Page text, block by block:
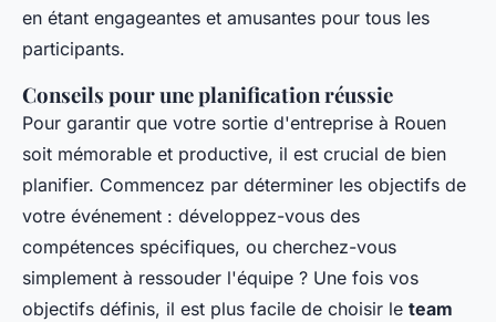
en étant engageantes et amusantes pour tous les
participants.
Conseils pour une planification réussie
Pour garantir que votre sortie d'entreprise à Rouen
soit mémorable et productive, il est crucial de bien
planifier. Commencez par déterminer les objectifs de
votre événement : développez-vous des
compétences spécifiques, ou cherchez-vous
simplement à ressouder l'équipe ? Une fois vos
objectifs définis, il est plus facile de choisir le team